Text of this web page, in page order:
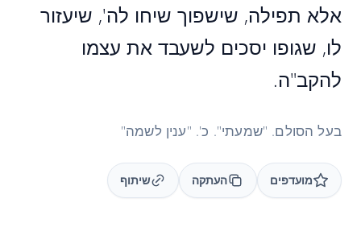
אלא תפילה, שישפוך שיחו לה', שיעזור
לו, שגופו יסכים לשעבד את עצמו
להקב"ה.
בעל הסולם. "שמעתי". כ'. "ענין לשמה"
מועדפים העתקה שיתוף